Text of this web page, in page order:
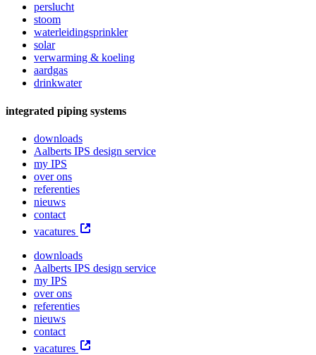
perslucht
stoom
waterleidingsprinkler
solar
verwarming & koeling
aardgas
drinkwater
integrated piping systems
downloads
Aalberts IPS design service
my IPS
over ons
referenties
nieuws
contact
vacatures
downloads
Aalberts IPS design service
my IPS
over ons
referenties
nieuws
contact
vacatures